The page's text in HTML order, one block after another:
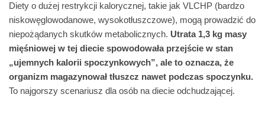
Diety o dużej restrykcji kalorycznej, takie jak VLCHP (bardzo
niskowęglowodanowe, wysokotłuszczowe), mogą prowadzić do
niepożądanych skutków metabolicznych. Utrata 1,3 kg masy
mięśniowej w tej diecie spowodowała przejście w stan
„ujemnych kalorii spoczynkowych”, ale to oznacza, że
organizm magazynował tłuszcz nawet podczas spoczynku.
To najgorszy scenariusz dla osób na diecie odchudzającej.